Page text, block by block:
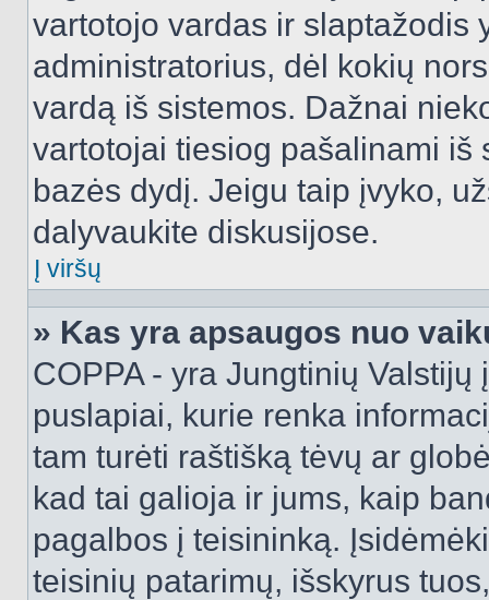
vartotojo vardas ir slaptažodis
administratorius, dėl kokių
vardą iš sistemos. Dažnai
vartotojai tiesiog pašalinami iš
bazės dydį. Jeigu taip įvyko,
dalyvaukite diskusijose.
Į viršų
» Kas yra apsaugos nuo
COPPA - yra Jungtinių
puslapiai, kurie renka
tam turėti raštišką tėvų ar
kad tai galioja ir jums, kaip
pagalbos į teisininką.
teisinių patarimų, išskyrus